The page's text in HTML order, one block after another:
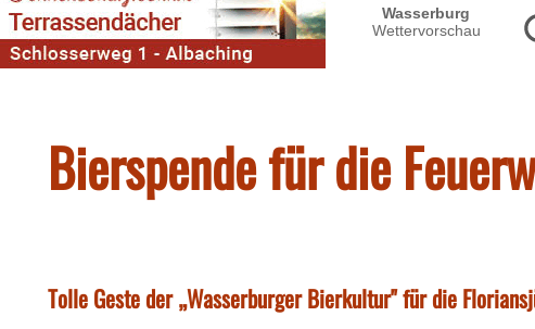
Bierspende für die
Tolle Geste der „Wasserburger Bierkultur" für die